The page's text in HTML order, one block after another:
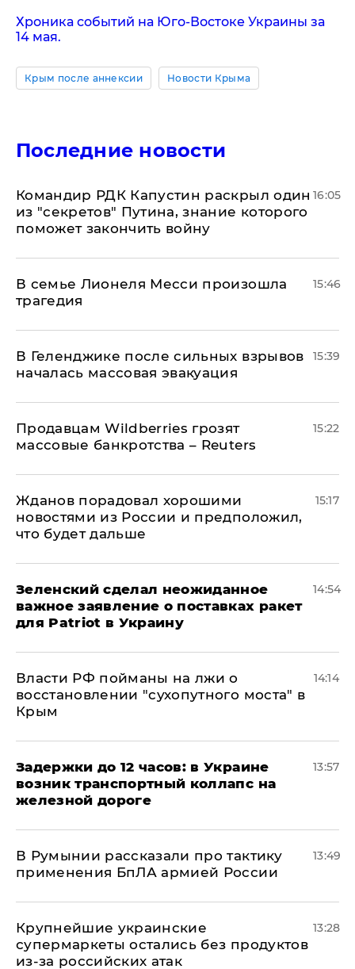
Хроника событий на Юго-Востоке Украины за
14 мая.
Крым после аннексии Новости Крыма
Последние новости
Командир РДК Капустин раскрыл один
из "секретов" Путина, знание которого
поможет закончить войну
16:05
В семье Лионеля Месси произошла
трагедия
15:46
В Геленджике после сильных взрывов
началась массовая эвакуация
15:39
Продавцам Wildberries грозят
массовые банкротства – Reuters
15:22
Жданов порадовал хорошими
новостями из России и предположил,
что будет дальше
15:17
Зеленский сделал неожиданное
важное заявление о поставках ракет
для Patriot в Украину
14:54
Власти РФ пойманы на лжи о
восстановлении "сухопутного моста" в
Крым
14:14
Задержки до 12 часов: в Украине
возник транспортный коллапс на
железной дороге
13:57
В Румынии рассказали про тактику
применения БпЛА армией России
13:49
Крупнейшие украинские
супермаркеты остались без продуктов
из-за российских атак
13:28